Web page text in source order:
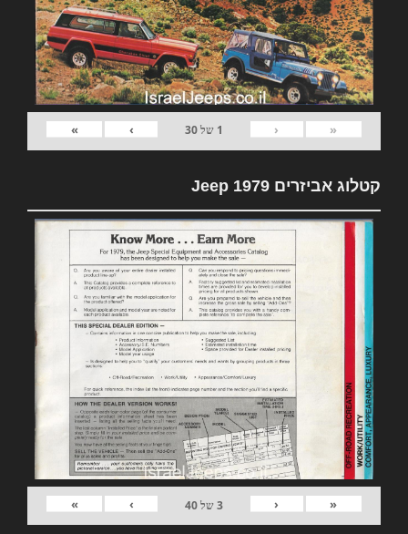
«
‹
1 של30
›
»
קטלוג אביזרים 1979 Jeep
«
‹
3של40
›
»